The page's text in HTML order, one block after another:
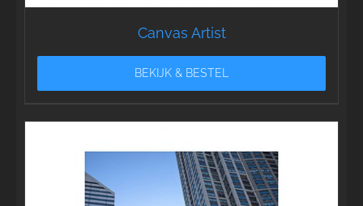
Canvas Artist
BEKIJK & BESTEL